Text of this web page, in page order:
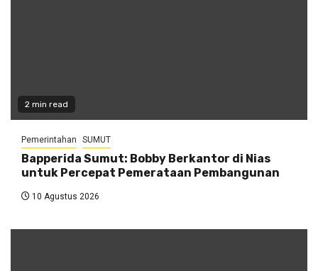
2 min read
Pemerintahan SUMUT
Bapperida Sumut: Bobby Berkantor di Nias
untuk Percepat Pemerataan Pembangunan
10 Agustus 2026